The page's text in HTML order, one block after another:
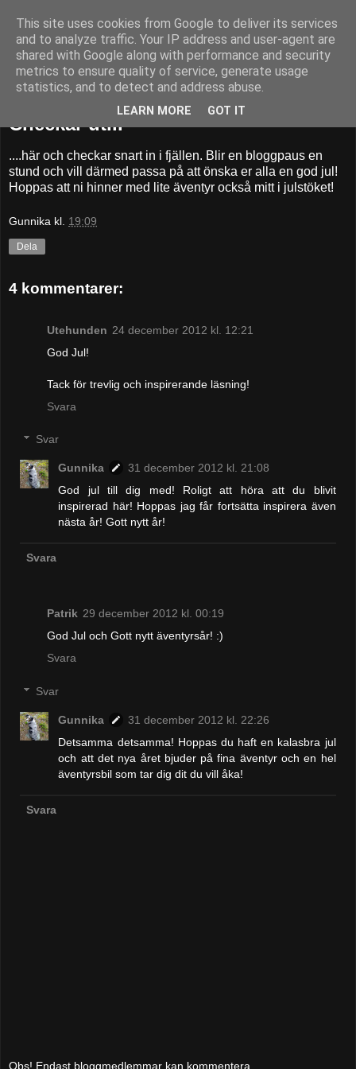
52adventures
Checkar ut...
....här och checkar snart in i fjällen. Blir en bloggpaus en
stund och vill därmed passa på att önska er alla en god jul!
Hoppas att ni hinner med lite äventyr också mitt i julstöket!
Gunnika kl. 19:09
Dela
4 kommentarer:
Utehunden 24 december 2012 kl. 12:21
God Jul!
Tack för trevlig och inspirerande läsning!
Svara
Svar
Gunnika
31 december 2012 kl. 21:08
God jul till dig med! Roligt att höra att du blivit
inspirerad här! Hoppas jag får fortsätta inspirera även
nästa år! Gott nytt år!
Svara
Patrik 29 december 2012 kl. 00:19
God Jul och Gott nytt äventyrsår! :)
Svara
Svar
Gunnika
31 december 2012 kl. 22:26
Detsamma detsamma! Hoppas du haft en kalasbra jul
och att det nya året bjuder på fina äventyr och en hel
äventyrsbil som tar dig dit du vill åka!
Svara
Obs! Endast bloggmedlemmar kan kommentera.
This site uses cookies from Google to deliver its services
and to analyze traffic. Your IP address and user-agent are
shared with Google along with performance and security
metrics to ensure quality of service, generate usage
statistics, and to detect and address abuse.
LEARN MORE GOT IT